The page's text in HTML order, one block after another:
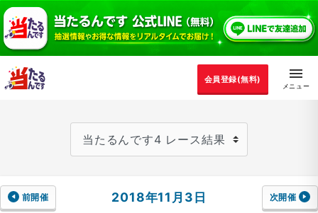
会員登録(無料)
前開催 2018年11月3日 次開催